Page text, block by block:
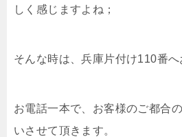
しく感じますよね；
そんな時は、兵庫片付け110番へ
お電話一本で、お客様のご都合
いさせて頂きます。